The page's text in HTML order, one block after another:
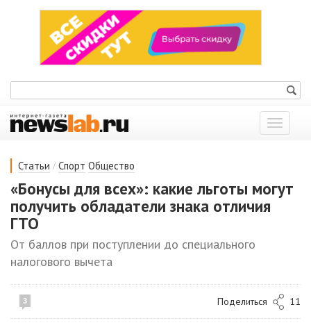
Показать
меню
Статьи / Спорт Общество
«Бонусы для всех»: какие льготы могут
получить обладатели знака отличия
ГТО
От баллов при поступлении до специального
налогового вычета
3 Поделиться 11